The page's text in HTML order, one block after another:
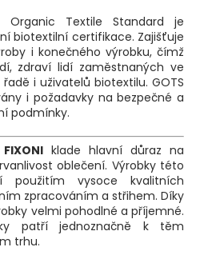
Organic Textile Standard je
biotextilní certifikace. Zajišťuje
i konečného výrobku, čímž
zdraví lidí zaměstnaných ve
i uživatelů biotextilu. GOTS
i požadavky na bezpečné a
podmínky.
FIXONI klade hlavní důraz na
oblečení. Výrobky této
použitím vysoce kvalitních
zpracováním a střihem. Díky
velmi pohodlné a příjemné.
patří jednoznačně k těm
trhu.